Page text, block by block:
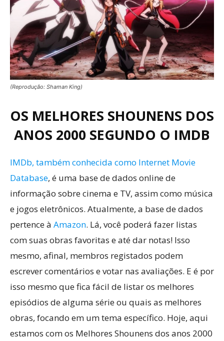
(Reprodução: Shaman King)
OS MELHORES SHOUNENS DOS
ANOS 2000 SEGUNDO O IMDB
IMDb, também conhecida como Internet Movie
Database, é uma base de dados online de
informação sobre cinema e TV, assim como música
e jogos eletrônicos. Atualmente, a base de dados
pertence à Amazon. Lá, você poderá fazer listas
com suas obras favoritas e até dar notas! Isso
mesmo, afinal, membros registados podem
escrever comentários e votar nas avaliações. E é por
isso mesmo que fica fácil de listar os melhores
episódios de alguma série ou quais as melhores
obras, focando em um tema específico. Hoje, aqui
estamos com os Melhores Shounens dos anos 2000